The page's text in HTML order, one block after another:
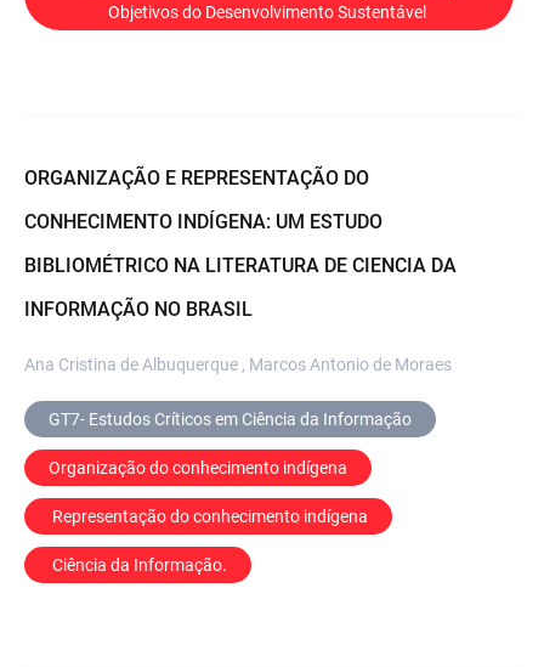
Objetivos do Desenvolvimento Sustentável
ORGANIZAÇÃO E REPRESENTAÇÃO DO
CONHECIMENTO INDÍGENA: UM ESTUDO
BIBLIOMÉTRICO NA LITERATURA DE CIENCIA DA
INFORMAÇÃO NO BRASIL
Ana Cristina de Albuquerque , Marcos Antonio de Moraes
GT7- Estudos Críticos em Ciência da Informação
Organização do conhecimento indígena
Representação do conhecimento indígena
Ciência da Informação.